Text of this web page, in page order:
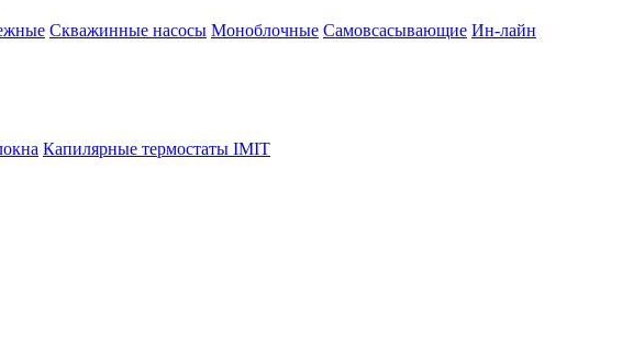
Скважинные насосы Моноблочные Самовсасывающие Ин-лайн
Капилярные термостаты IMIT